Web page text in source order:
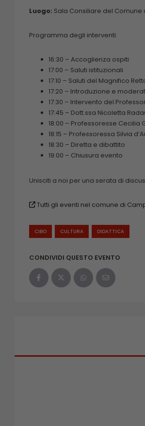
Luogo: Sala Consiliare del
Programma degli interventi:
16:30 – Accoglienza ospiti
17:00 – Saluti istituzionali
17:10 – Saluti del Magnifico
17:20 – Introduzione e
17:30 – Intervento del
17:45 – Dott.ssa Nicoletta
18:00 – Professoresse Cecilia
18:15 – Professoressa Silvia
18:30 – Diretta e dibattito
19:00 – Chiusura evento
Unisciti a noi per una serata di
Tutti gli eventi nel comune di
CIBO CULTURA DIDATTICA
CONDIVIDI QUESTO EVENTO